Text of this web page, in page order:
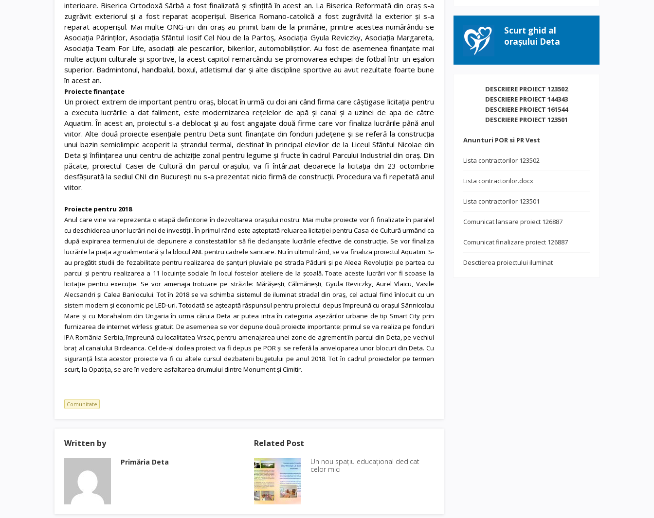
interioare. Biserica Ortodoxă Sârbă a fost finalizată și sfințită în acest an. La Biserica Reformată din oraș s-a
zugrăvit exteriorul și a fost reparat acoperișul. Biserica Romano-catolică a fost zugrăvită la exterior și s-a
reparat acoperișul. Mai multe ONG-uri din oraș au primit bani de la primărie, printre acestea numărându-se
Asociația Părinților, Asociația Sfântul Iosif Cel Nou de la Partoș, Asociația Gyula Reviczky, Asociația Margareta,
Asociația Team For Life, asociații ale pescarilor, bikerilor, automobiliștilor. Au fost de asemenea finanțate mai
multe acțiuni culturale și sportive, la acest capitol remarcându-se promovarea echipei de fotbal într-un eșalon
superior. Badmintonul, handbalul, boxul, atletismul dar și alte discipline sportive au avut rezultate foarte bune
în acest an.
Proiecte finanțate
Un proiect extrem de important pentru oraș, blocat în urmă cu doi ani când firma care câștigase licitația pentru
a executa lucrările a dat faliment, este modernizarea rețelelor de apă și canal și a uzinei de apa de către
Aquatim. În acest an, proiectul s-a deblocat și au fost angajate două firme care vor finaliza lucrările până anul
viitor. Alte două proiecte esențiale pentru Deta sunt finanțate din fonduri județene și se referă la construcția
unui bazin semiolimpic acoperit la ștrandul termal, destinat în principal elevilor de la Liceul Sfântul Nicolae din
Deta și înființarea unui centru de achiziție zonal pentru legume și fructe în cadrul Parcului Industrial din oraș. Din
păcate, proiectul Casei de Cultură din parcul orașului, va fi întârziat deoarece la licitația din 23 octombrie
desfășurată la sediul CNI din București nu s-a prezentat nicio firmă de construcții. Procedura va fi repetată anul
viitor.
Proiecte pentru 2018
Anul care vine va reprezenta o etapă definitorie în dezvoltarea orașului nostru. Mai multe proiecte vor fi finalizate în paralel
cu deschiderea unor lucrări noi de investiții. În primul rând este așteptată reluarea licitației pentru Casa de Cultură urmând ca
după expirarea termenului de depunere a constestatiilor să fie declanșate lucrările efective de construcție. Se vor finaliza
lucrările la piața agroalimentară și la blocul ANL pentru cadrele sanitare. Nu în ultimul rând, se va finaliza proiectul Aquatim. S-
au pregătit studii de fezabilitate pentru realizarea de șanțuri pluviale pe strada Pădurii și pe Aleea Revoluției pe partea cu
parcul și pentru realizarea a 11 locuințe sociale în locul fostelor ateliere de la școală. Toate aceste lucrări vor fi scoase la
licitație pentru execuție. Se vor amenaja trotuare pe străzile: Mărășești, Călimănești, Gyula Reviczky, Aurel Vlaicu, Vasile
Alecsandri și Calea Banlocului. Tot în 2018 se va schimba sistemul de iluminat stradal din oraș, cel actual fiind înlocuit cu un
sistem modern și economic pe LED-uri. Totodată se așteaptă răspunsul pentru proiectul depus împreună cu orașul Sânnicolau
Mare și cu Morahalom din Ungaria în urma căruia Deta ar putea intra în categoria așezărilor urbane de tip Smart City prin
furnizarea de internet wirless gratuit. De asemenea se vor depune două proiecte importante: primul se va realiza pe fonduri
IPA România-Serbia, împreună cu localitatea Vrsac, pentru amenajarea unei zone de agrement în parcul din Deta, pe vechiul
braț al canalului Birdeanca. Cel de-al doilea proiect va fi depus pe POR și se referă la anveloparea unor blocuri din Deta. Cu
siguranță lista acestor proiecte va fi cu altele cursul dezbaterii bugetului pe anul 2018. Tot în cadrul proiectelor pe termen
scurt, la Opatița, se are în vedere asfaltarea drumului dintre Monument și Cimitir.
Comunitate
Written by
Primăria Deta
Related Post
Un nou spațiu educațional dedicat
celor mici
Scurt ghid al
orașului Deta
DESCRIERE PROIECT 123502
DESCRIERE PROIECT 144343
DESCRIERE PROIECT 161544
DESCRIERE PROIECT 123501
Anunturi POR si PR Vest
Lista contractorilor 123502
Lista contractorilor.docx
Lista contractorilor 123501
Comunicat lansare proiect 126887
Comunicat finalizare proiect 126887
Desctierea proiectului iluminat